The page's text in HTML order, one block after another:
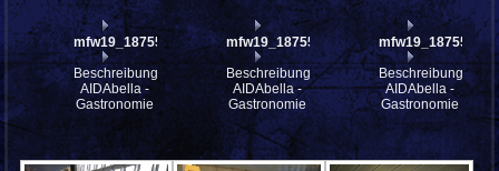
mfw19_187558
Beschreibung:
AIDAbella -
Gastronomie
mfw19_187557
Beschreibung:
AIDAbella -
Gastronomie
mfw19_187554
Beschreibung:
AIDAbella -
Gastronomie